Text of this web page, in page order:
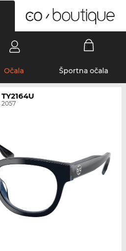
Očala Športna očala
TY2164U
2057